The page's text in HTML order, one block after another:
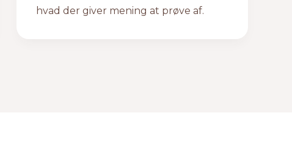
hvad der giver mening at prøve af.